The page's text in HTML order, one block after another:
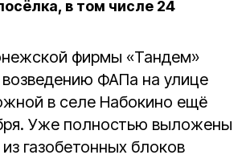
в том числе 24
фирмы «Тандем»
возведению ФАПа на улице
в селе Набокино ещё
Уже полностью выложены
газобетонных блоков